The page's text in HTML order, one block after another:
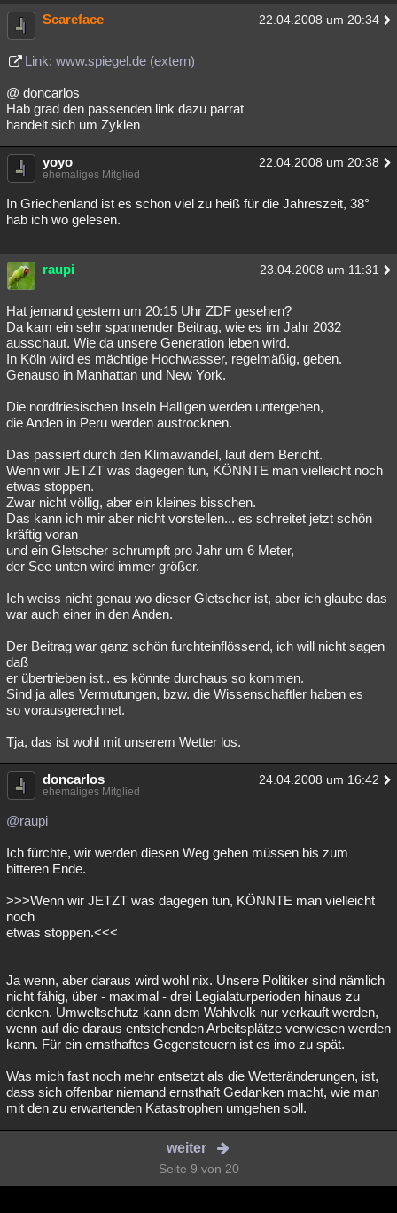
Scareface 22.04.2008 um 20:34
Link: www.spiegel.de (extern)
@ doncarlos
Hab grad den passenden link dazu parrat
handelt sich um Zyklen
yoyo 22.04.2008 um 20:38
ehemaliges Mitglied
In Griechenland ist es schon viel zu heiß für die Jahreszeit, 38°
hab ich wo gelesen.
raupi 23.04.2008 um 11:31
Hat jemand gestern um 20:15 Uhr ZDF gesehen?
Da kam ein sehr spannender Beitrag, wie es im Jahr 2032
ausschaut. Wie da unsere Generation leben wird.
In Köln wird es mächtige Hochwasser, regelmäßig, geben.
Genauso in Manhattan und New York.
Die nordfriesischen Inseln Halligen werden untergehen,
die Anden in Peru werden austrocknen.
Das passiert durch den Klimawandel, laut dem Bericht.
Wenn wir JETZT was dagegen tun, KÖNNTE man vielleicht noch
etwas stoppen.
Zwar nicht völlig, aber ein kleines bisschen.
Das kann ich mir aber nicht vorstellen... es schreitet jetzt schön
kräftig voran
und ein Gletscher schrumpft pro Jahr um 6 Meter,
der See unten wird immer größer.
Ich weiss nicht genau wo dieser Gletscher ist, aber ich glaube das
war auch einer in den Anden.
Der Beitrag war ganz schön furchteinflössend, ich will nicht sagen
daß
er übertrieben ist.. es könnte durchaus so kommen.
Sind ja alles Vermutungen, bzw. die Wissenschaftler haben es
so vorausgerechnet.
Tja, das ist wohl mit unserem Wetter los.
doncarlos 24.04.2008 um 16:42
ehemaliges Mitglied
@raupi
Ich fürchte, wir werden diesen Weg gehen müssen bis zum
bitteren Ende.
>>>Wenn wir JETZT was dagegen tun, KÖNNTE man vielleicht
noch
etwas stoppen.<<<
Ja wenn, aber daraus wird wohl nix. Unsere Politiker sind nämlich
nicht fähig, über - maximal - drei Legialaturperioden hinaus zu
denken. Umweltschutz kann dem Wahlvolk nur verkauft werden,
wenn auf die daraus entstehenden Arbeitsplätze verwiesen werden
kann. Für ein ernsthaftes Gegensteuern ist es imo zu spät.
Was mich fast noch mehr entsetzt als die Wetteränderungen, ist,
dass sich offenbar niemand ernsthaft Gedanken macht, wie man
mit den zu erwartenden Katastrophen umgehen soll.
weiter
Seite 9 von 20